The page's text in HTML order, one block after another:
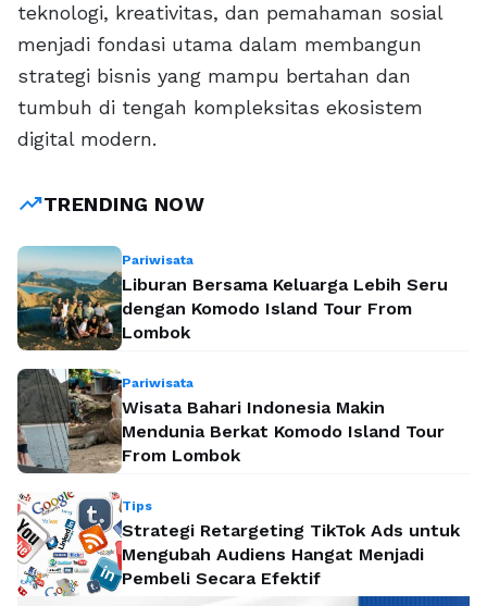
teknologi, kreativitas, dan pemahaman sosial
menjadi fondasi utama dalam membangun
strategi bisnis yang mampu bertahan dan
tumbuh di tengah kompleksitas ekosistem
digital modern.
trending_upTRENDING NOW
Pariwisata
Liburan Bersama Keluarga Lebih Seru
dengan Komodo Island Tour From
Lombok
Pariwisata
Wisata Bahari Indonesia Makin
Mendunia Berkat Komodo Island Tour
From Lombok
Tips
Strategi Retargeting TikTok Ads untuk
Mengubah Audiens Hangat Menjadi
Pembeli Secara Efektif